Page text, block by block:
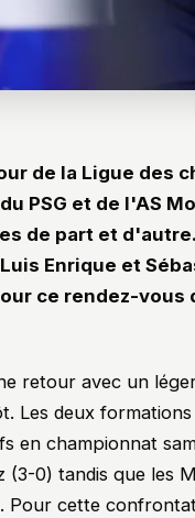
de la Ligue des
PSG et de l'AS
de part et
Enrique et
ce rendez-vous
retour avec un
Les deux
en championnat
(3-0) tandis que les
Pour cette